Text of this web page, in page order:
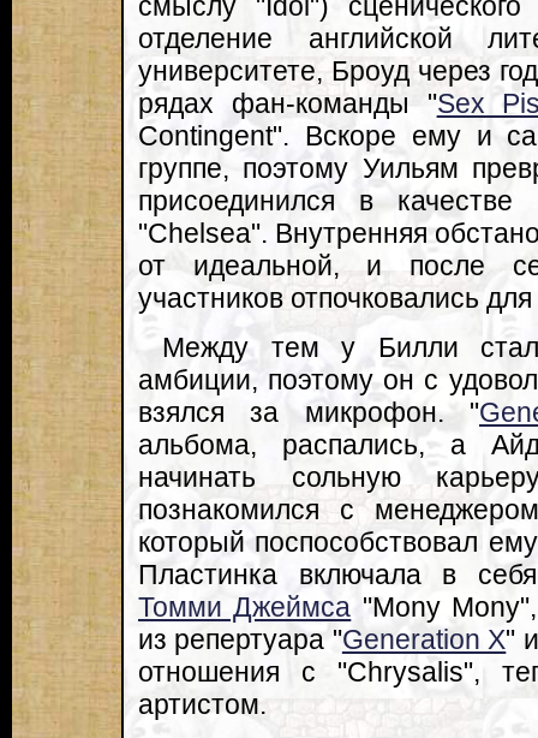
отделение английской
университете, Броуд через
рядах фан-команды "Sex
Contingent". Вскоре ему и
группе, поэтому Уильям
присоединился в качестве
"Chelsea". Внутренняя
от идеальной, и после
участников отпочковались
Между тем у Билли
амбиции, поэтому он с
взялся за микрофон. "
альбома, распались, а
начинать сольную
познакомился с
который поспособствовал
Пластинка включала в
Томми Джеймса "Mony
из репертуара "Generation X"
отношения с "Chrysalis",
артистом.